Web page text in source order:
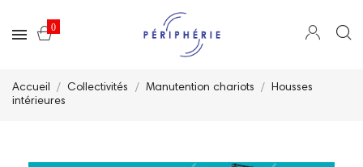
0
Accueil Collectivités Manutention chariots
Housses
intérieures